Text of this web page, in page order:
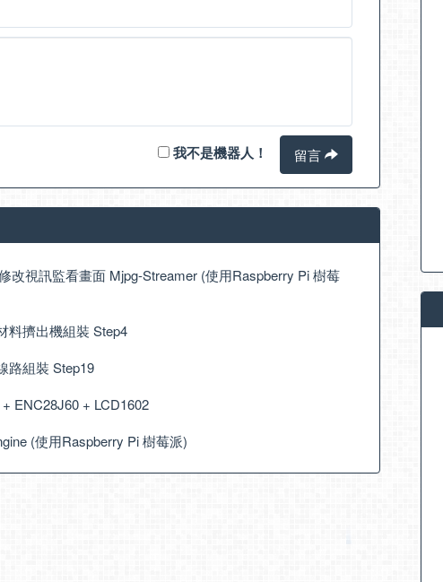
我不是機器人！ 留言
改視訊監看畫面 Mjpg-Streamer (使用Raspberry Pi 樹莓
料擠出機組裝 Step4
路組裝 Step19
ENC28J60 + LCD1602
(使用Raspberry Pi 樹莓派)